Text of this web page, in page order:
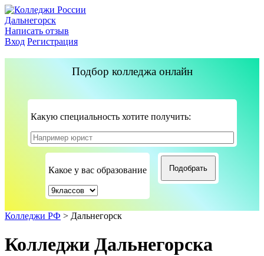
Дальнегорск
Написать отзыв
Вход Регистрация
Подбор колледжа онлайн
Какую специальность хотите получить:
Какое у вас образование
Колледжи РФ > Дальнегорск
Колледжи Дальнегорска